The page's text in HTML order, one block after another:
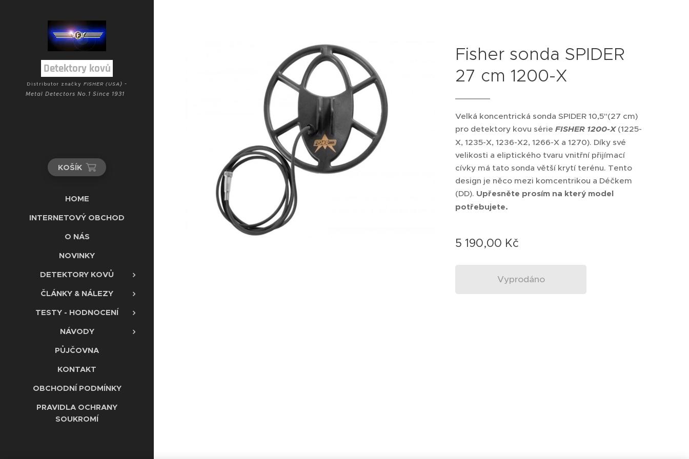
Detektory kovů
Distributor značky FISHER (USA) -
Metal Detectors No.1 Since 1931
KOŠÍK
HOME
INTERNETOVÝ OBCHOD
O NÁS
NOVINKY
DETEKTORY KOVŮ
ČLÁNKY & NÁLEZY
TESTY - HODNOCENÍ
NÁVODY
PŮJČOVNA
KONTAKT
OBCHODNÍ PODMÍNKY
PRAVIDLA OCHRANY
SOUKROMÍ
Fisher sonda SPIDER
27 cm 1200-X
Velká koncentrická sonda SPIDER 10,5"(27 cm)
pro detektory kovu série FISHER 1200-X(1225-
X, 1235-X, 1236-X2, 1266-X a 1270). Díky své
velikosti a eliptického tvaru vnitřní přijímací
cívky má tato sonda větší krytí terénu. Tento
design je něco mezi komcentrikou a Déčkem
(DD). Upřesněte prosím na který model
potřebujete.
5 190,00 Kč
Vyprodáno